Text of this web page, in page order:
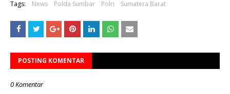
Tags: News Polda Sumbar Polri Sumatera Barat
POSTING KOMENTAR
0 Komentar